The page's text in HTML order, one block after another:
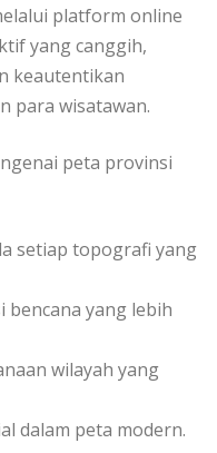
platform online
yang canggih,
keautentikan
para wisatawan.
peta provinsi
setiap topografi yang
bencana yang lebih
wilayah yang
dalam peta modern.